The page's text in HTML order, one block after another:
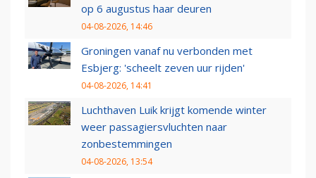
op 6 augustus haar deuren
04-08-2026, 14:46
Groningen vanaf nu verbonden met
Esbjerg: 'scheelt zeven uur rijden'
04-08-2026, 14:41
Luchthaven Luik krijgt komende winter
weer passagiersvluchten naar
zonbestemmingen
04-08-2026, 13:54